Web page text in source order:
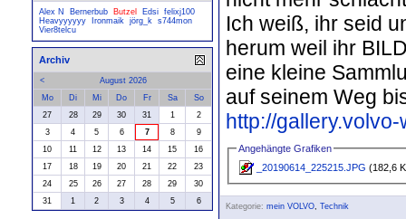
Ich weiß, ihr seid
herum weil ihr
eine kleine
auf seinem Weg
http://
Angehängte Grafiken
_20190614_225215.JPG (182,6
Kategorie: mein VOLVO, Technik
Alex N Bernerbub Butzel Edsi felixj100
Heavyyyyyy
Ironmaik jörg_k s744mon
Vier8telcu
Archiv
<
August 2026
Mo
Di Mi Do Fr Sa
So
27
28 29 30 31 1
2
3
4 5 6 7 8
9
10
11 12 13 14 15
16
17
18 19 20 21 22
23
24
25 26 27 28 29
30
31
1 2 3 4 5 6